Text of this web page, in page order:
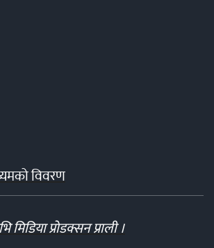
विवरण
प्रोडक्सन प्राली ।